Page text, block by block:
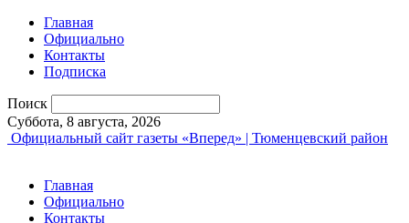
Главная
Официально
Контакты
Подписка
Поиск
Суббота, 8 августа, 2026
Официальный сайт газеты «Вперед» | Тюменцевский район
Главная
Официально
Контакты